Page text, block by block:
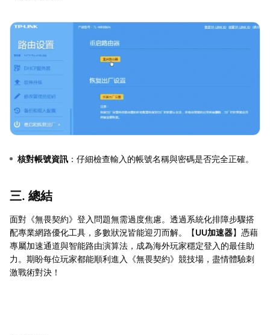
核對帳號資訊 ：仔細檢查輸入的帳號名稱與密碼是否完全正確。
三. 總結
面對《無畏契約》登入問題無需過度焦慮。透過系統化排障步驟搭
配專業網路優化工具，多數狀況皆能迎刃而解。【UU加速器】憑藉
專屬加速通道與智能路由演算法，成為海外玩家穩定登入的最佳助
力。期盼每位玩家都能順利進入《無畏契約》競技場，盡情體驗刺
激戰術對決！